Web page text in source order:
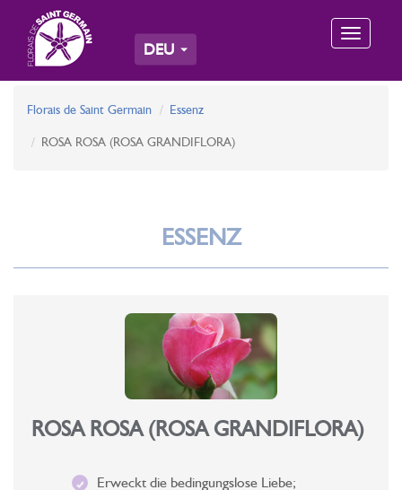
Toggle
DEU
Florais de Saint Germain Essenz
ROSA ROSA (ROSA GRANDIFLORA)
ESSENZ
ROSA ROSA (ROSA GRANDIFLORA)
Erweckt die bedingungslose Liebe;